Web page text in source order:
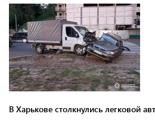
В Харькове столкнулись легковой